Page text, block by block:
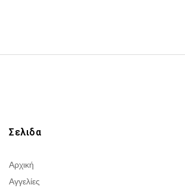
Σελιδα
Αρχική
Αγγελίες